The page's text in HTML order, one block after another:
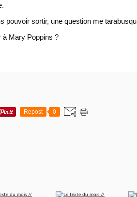
pouvoir sortir, une question me
à Mary Poppins ?
Repost 0